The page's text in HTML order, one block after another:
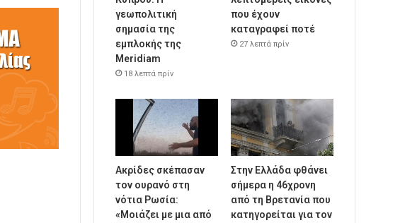
γεωπολιτική
σημασία της
εμπλοκής της
Meridiam
18 λεπτά πρίν
που έχουν
καταγραφεί ποτέ
27 λεπτά πρίν
Ακρίδες σκέπασαν
τον ουρανό στη
νότια Ρωσία:
«Μοιάζει με μια από
Στην Ελλάδα φθάνει
σήμερα η 46χρονη
από τη Βρετανία που
κατηγορείται για τον